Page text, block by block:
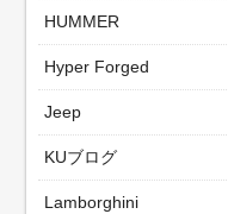
HUMMER
Hyper Forged
Jeep
KUブログ
Lamborghini